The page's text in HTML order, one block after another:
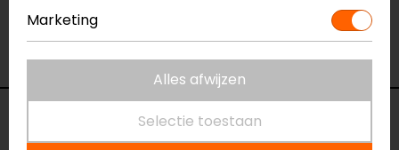
Model
FJL139
REV'IT!
Kleur
Zwart-Fluor
Marketing
Alles afwijzen
Selectie toestaan